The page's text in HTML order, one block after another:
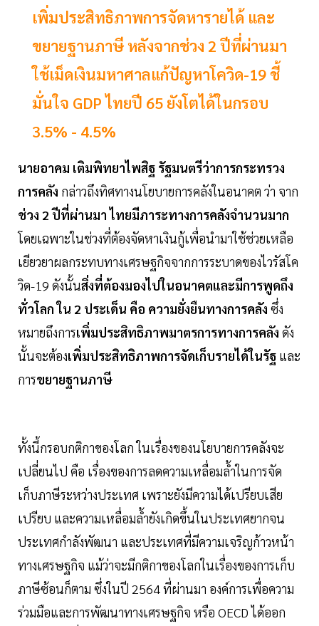
เพิ่มประสิทธิภาพการจัดหารายได้ และ
ขยายฐานภาษี หลังจากช่วง 2 ปีที่ผ่านมา
ใช้เม็ดเงินมหาศาลแก้ปัญหาโควิด-19 ชี้
มั่นใจ GDP ไทยปี 65 ยังโตได้ในกรอบ
3.5% - 4.5%
นายอาคม เติมพิทยาไพสิฐ รัฐมนตรีว่าการกระทรวง
การคลัง กล่าวถึงทิศทางนโยบายการคลังในอนาคต ว่า จาก
ช่วง 2 ปีที่ผ่านมา ไทยมีภาระทางการคลังจำนวนมาก
โดยเฉพาะในช่วงที่ต้องจัดหาเงินกู้เพื่อนำมาใช้ช่วยเหลือ
เยียวยาผลกระทบทางเศรษฐกิจจากการระบาดของไวรัสโค
วิด-19 ดังนั้นสิ่งที่ต้องมองไปในอนาคตและมีการพูดถึง
ทั่วโลก ใน 2 ประเด็น คือ ความยั่งยืนทางการคลัง ซึ่ง
หมายถึงการเพิ่มประสิทธิภาพมาตรการทางการคลัง ดัง
นั้นจะต้องเพิ่มประสิทธิภาพการจัดเก็บรายได้ในรัฐ และ
การขยายฐานภาษี
ทั้งนี้กรอบกติกาของโลก ในเรื่องของนโยบายการคลังจะ
เปลี่ยนไป คือ เรื่องของการลดความเหลื่อมล้ำในการจัด
เก็บภาษีระหว่างประเทศ เพราะยังมีความได้เปรียบเสีย
เปรียบ และความเหลื่อมล้ำยังเกิดขึ้นในประเทศยากจน
ประเทศกำลังพัฒนา และประเทศที่มีความเจริญก้าวหน้า
ทางเศรษฐกิจ แม้ว่าจะมีกติกาของโลกในเรื่องของการเก็บ
ภาษีซ้อนก็ตาม ซึ่งในปี 2564 ที่ผ่านมา องค์การเพื่อความ
ร่วมมือและการพัฒนาทางเศรษฐกิจ หรือ OECD ได้ออก